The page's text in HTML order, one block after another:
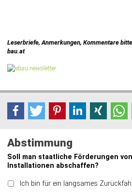
Leserbriefe, Anmerkungen, Kommentare
bau.at
Abstimmung
Soll man staatliche Förderungen
Installationen abschaffen?
Ich bin für ein langsames